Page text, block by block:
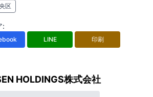
区
:
LINE 印刷
HOLDINGS株式会社